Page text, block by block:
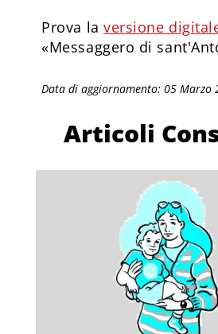
Prova laversione
«Messaggero di
Data di aggiornamento: 05 Marzo
Articoli